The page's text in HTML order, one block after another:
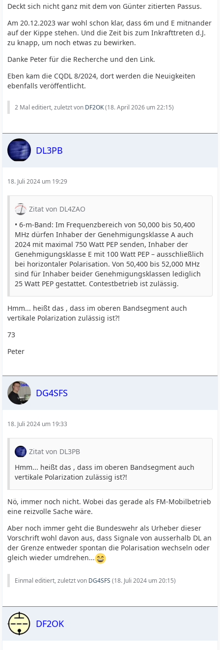
Deckt sich nicht ganz mit dem von Günter zitierten Passus.
Am 20.12.2023 war wohl schon klar, dass 6m und E mitnander
auf der Kippe stehen. Und die Zeit bis zum Inkrafttreten d.J.
zu knapp, um noch etwas zu bewirken.
Danke Peter für die Recherche und den Link.
Eben kam die CQDL 8/2024, dort werden die Neuigkeiten
ebenfalls veröffentlicht.
2 Mal editiert, zuletzt von DF2OK(18. April 2026 um 22:15)
DL3PB
18. Juli 2024 um 19:29
Zitat von DL4ZAO
• 6-m-Band: Im Frequenzbereich von 50,000 bis 50,400
MHz dürfen Inhaber der Genehmigungs­klasse A auch
2024 mit maximal 750 Watt PEP senden, Inhaber der
Genehmigungsklasse E mit 100 Watt PEP – ausschließlich
bei horizontaler Polarisation. Von 50,400 bis 52,000 MHz
sind für Inhaber beider Genehmigungsklassen lediglich
25 Watt PEP gestattet. Contestbetrieb ist zulässig.
Hmm... heißt das , dass im oberen Bandsegment auch
vertikale Polarization zulässig ist?!
73
Peter
DG4SFS
18. Juli 2024 um 19:33
Zitat von DL3PB
Hmm... heißt das , dass im oberen Bandsegment auch
vertikale Polarization zulässig ist?!
Nö, immer noch nicht. Wobei das gerade als FM-Mobilbetrieb
eine reizvolle Sache wäre.
Aber noch immer geht die Bundeswehr als Urheber dieser
Vorschrift wohl davon aus, dass Signale von ausserhalb DL an
der Grenze entweder spontan die Polarisation wechseln oder
gleich wieder umdrehen...
Einmal editiert, zuletzt von DG4SFS (18. Juli 2024 um 20:15)
DF2OK